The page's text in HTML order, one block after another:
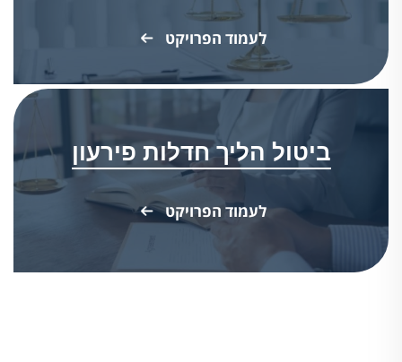
לעמוד הפרויקט
ביטול הליך חדלות פירעון
לעמוד הפרויקט